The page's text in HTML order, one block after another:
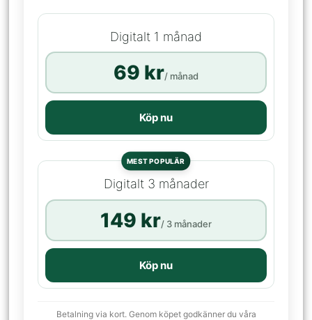
Digitalt 1 månad
69 kr/ månad
Köp nu
MEST POPULÄR
Digitalt 3 månader
149 kr/ 3 månader
Köp nu
Betalning via kort. Genom köpet godkänner du våra